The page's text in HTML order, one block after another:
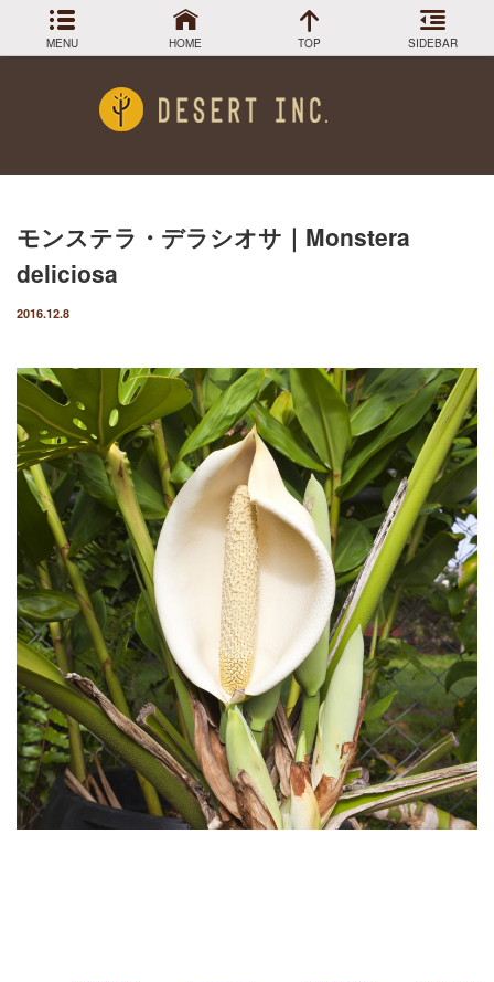
モンステラ・デラシオサ｜Monstera
deliciosa
2016.12.8
MENU HOME TOP SIDEBAR
Instagram
BLOG 記事一覧
熱帯植物の育て方
エアプランツの育て方
植物の耐寒性を調べる
CATEGORY カテゴリー
ヤシの木｜PALM TREES
ソテツ＆コルジリネ｜CYCAS ＆
CORDYLINE
ユッカ＆ダシリリオン｜YUCCA ＆
DASYLIRION
熱帯植物 樹木＆果樹木｜TROPICAL
TREES